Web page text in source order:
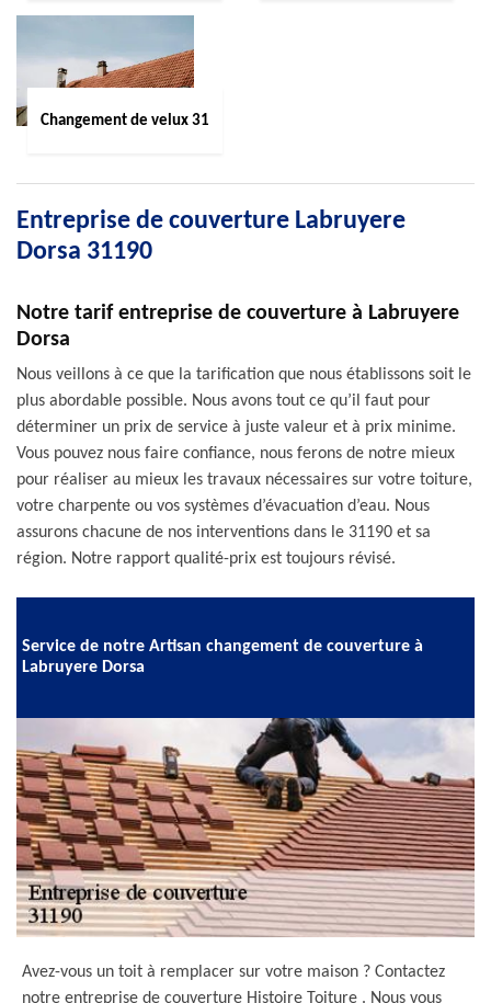
Changement de velux 31
Entreprise de couverture Labruyere
Dorsa 31190
Notre tarif entreprise de couverture à Labruyere
Dorsa
Nous veillons à ce que la tarification que nous établissons soit le
plus abordable possible. Nous avons tout ce qu’il faut pour
déterminer un prix de service à juste valeur et à prix minime.
Vous pouvez nous faire confiance, nous ferons de notre mieux
pour réaliser au mieux les travaux nécessaires sur votre toiture,
votre charpente ou vos systèmes d’évacuation d’eau. Nous
assurons chacune de nos interventions dans le 31190 et sa
région. Notre rapport qualité-prix est toujours révisé.
Service de notre Artisan changement de couverture à
Labruyere Dorsa
Avez-vous un toit à remplacer sur votre maison ? Contactez
notre entreprise de couverture Histoire Toiture . Nous vous